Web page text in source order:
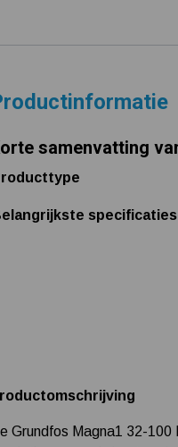
samenvatting
specificaties
Grundfos Magna1 32-